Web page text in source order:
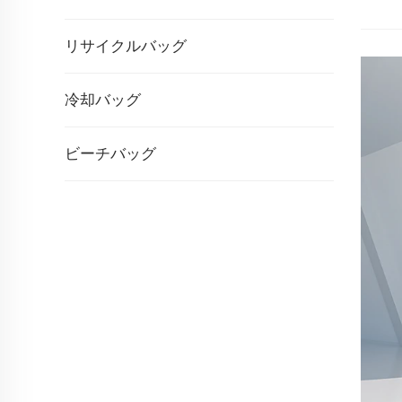
リサイクルバッグ
冷却バッグ
ビーチバッグ